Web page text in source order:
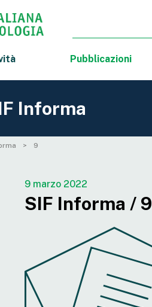
Pubblicazioni
Informa
9
9 marzo 2022
SIF Informa / 9